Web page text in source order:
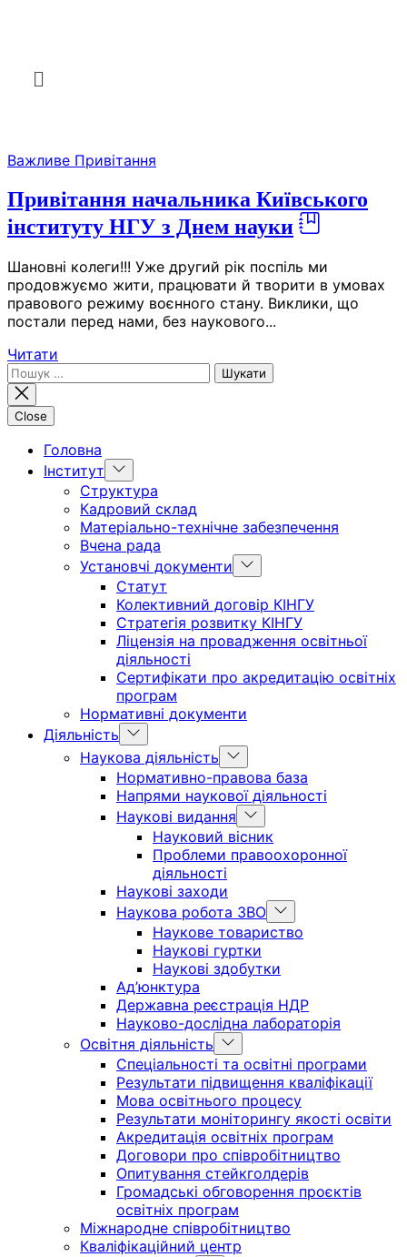
Важливе Привітання
Привітання начальника Київського
інституту НГУ з Днем науки
Шановні колеги!!! Уже другий рік поспіль ми
продовжуємо жити, працювати й творити в умовах
правового режиму воєнного стану. Виклики, що
постали перед нами, без наукового...
Читати
Close
Головна
Інститут
Структура
Кадровий склад
Матеріально-технічне забезпечення
Вчена рада
Установчі документи
Статут
Колективний договір КІНГУ
Стратегія розвитку КІНГУ
Ліцензія на провадження освітньої
діяльності
Сертифікати про акредитацію освітніх
програм
Нормативні документи
Діяльність
Наукова діяльність
Нормативно-правова база
Напрями наукової діяльності
Наукові видання
Науковий вісник
Проблеми правоохоронної
діяльності
Наукові заходи
Наукова робота ЗВО
Наукове товариство
Наукові гуртки
Наукові здобутки
Ад’юнктура
Державна реєстрація НДР
Науково-дослідна лабораторія
Освітня діяльність
Спеціальності та освітні програми
Результати підвищення кваліфікації
Мова освітнього процесу
Результати моніторингу якості освіти
Акредитація освітніх програм
Договори про співробітництво
Опитування стейкголдерів
Громадські обговорення проєктів
освітніх програм
Міжнародне співробітництво
Кваліфікаційний центр